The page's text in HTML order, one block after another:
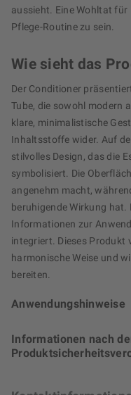
aussieht. Eine Wohltat für
Pflege-Routine zu sein.
Wie sieht das
Der Conditioner
Tube, die sowohl modern
klare, minimalistische
Inhaltsstoffe wider. Auf
stilvolles Design, das die
symbolisiert. Die
angenehm macht,
beruhigende Wirkung hat.
Informationen zur
integriert. Dieses
harmonische Weise und
bereiten.
Anwendungshinweise
Informationen nach